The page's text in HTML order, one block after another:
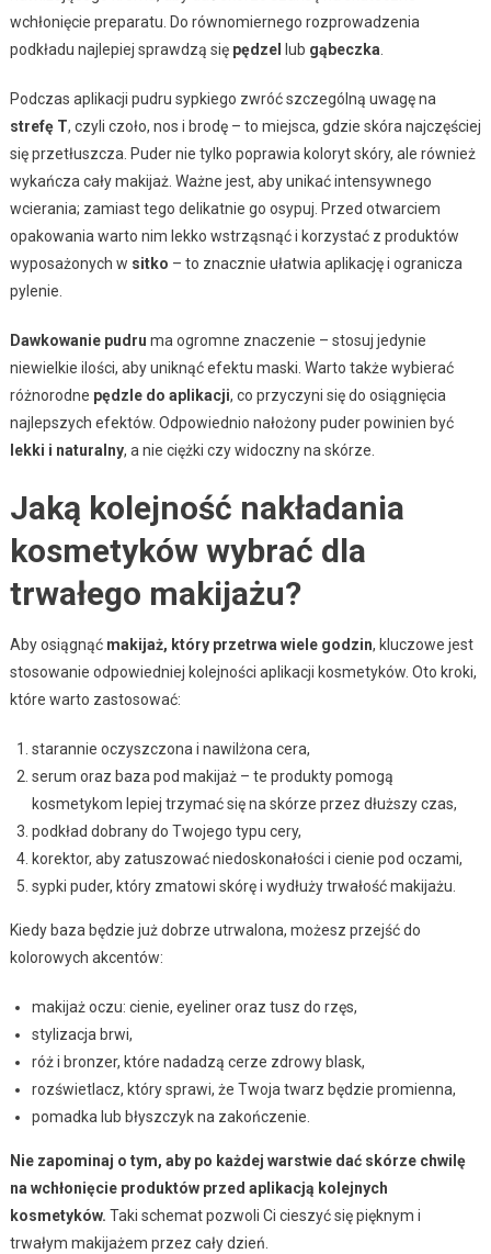
wchłonięcie preparatu. Do równomiernego rozprowadzenia
podkładu najlepiej sprawdzą się pędzel lub gąbeczka
Podczas aplikacji pudru sypkiego zwróć szczególną uwagę na
strefę T, czyli czoło, nos i brodę – to miejsca, gdzie skóra najczęściej
się przetłuszcza. Puder nie tylko poprawia koloryt skóry, ale również
wykańcza cały makijaż. Ważne jest, aby unikać intensywnego
wcierania; zamiast tego delikatnie go osypuj. Przed otwarciem
opakowania warto nim lekko wstrząsnąć i korzystać z produktów
wyposażonych w sitko – to znacznie ułatwia aplikację i ogranicza
pylenie.
Dawkowanie pudru ma ogromne znaczenie – stosuj jedynie
niewielkie ilości, aby uniknąć efektu maski. Warto także wybierać
różnorodne pędzle do aplikacji, co przyczyni się do osiągnięcia
najlepszych efektów. Odpowiednio nałożony puder powinien być
lekki i naturalny, a nie ciężki czy widoczny na skórze.
Jaką kolejność nakładania
kosmetyków wybrać dla
trwałego makijażu?
Aby osiągnąć makijaż, który przetrwa wiele godzin, kluczowe jest
stosowanie odpowiedniej kolejności aplikacji kosmetyków. Oto kroki,
które warto zastosować:
starannie oczyszczona i nawilżona cera,
serum oraz baza pod makijaż – te produkty pomogą
kosmetykom lepiej trzymać się na skórze przez dłuższy czas,
podkład dobrany do Twojego typu cery,
korektor, aby zatuszować niedoskonałości i cienie pod oczami,
sypki puder, który zmatowi skórę i wydłuży trwałość makijażu.
Kiedy baza będzie już dobrze utrwalona, możesz przejść do
kolorowych akcentów:
makijaż oczu: cienie, eyeliner oraz tusz do rzęs,
stylizacja brwi,
róż i bronzer, które nadadzą cerze zdrowy blask,
rozświetlacz, który sprawi, że Twoja twarz będzie promienna,
pomadka lub błyszczyk na zakończenie.
Nie zapominaj o tym, aby po każdej warstwie dać skórze chwilę
na wchłonięcie produktów przed aplikacją kolejnych
kosmetyków. Taki schemat pozwoli Ci cieszyć się pięknym i
trwałym makijażem przez cały dzień.